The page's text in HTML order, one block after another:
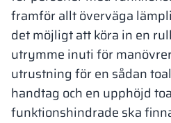
framför allt överväga
det möjligt att köra in en
utrymme inuti för
utrustning för en sådan
handtag och en upphöjd
funktionshindrade ska